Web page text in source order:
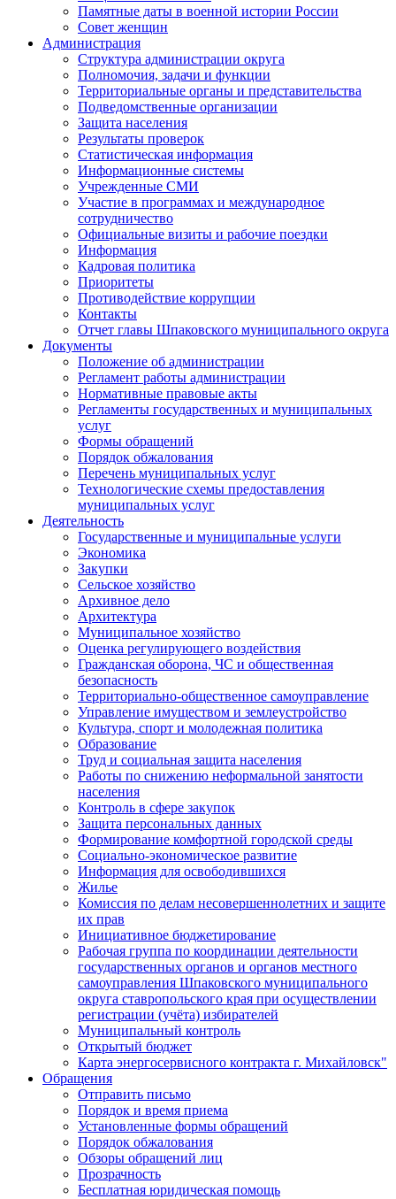
Памятные даты в военной истории России
Совет женщин
Администрация
Структура администрации округа
Полномочия, задачи и функции
Территориальные органы и представительства
Подведомственные организации
Защита населения
Результаты проверок
Статистическая информация
Информационные системы
Учрежденные СМИ
Участие в программах и международное
сотрудничество
Официальные визиты и рабочие поездки
Информация
Кадровая политика
Приоритеты
Противодействие коррупции
Контакты
Отчет главы Шпаковского муниципального округа
Документы
Положение об администрации
Регламент работы администрации
Нормативные правовые акты
Регламенты государственных и муниципальных
услуг
Формы обращений
Порядок обжалования
Перечень муниципальных услуг
Технологические схемы предоставления
муниципальных услуг
Деятельность
Государственные и муниципальные услуги
Экономика
Закупки
Сельское хозяйство
Архивное дело
Архитектура
Муниципальное хозяйство
Оценка регулирующего воздействия
Гражданская оборона, ЧС и общественная
безопасность
Территориально-общественное самоуправление
Управление имуществом и землеустройство
Культура, спорт и молодежная политика
Образование
Труд и социальная защита населения
Работы по снижению неформальной занятости
населения
Контроль в сфере закупок
Защита персональных данных
Формирование комфортной городской среды
Социально-экономическое развитие
Информация для освободившихся
Жилье
Комиссия по делам несовершеннолетних и защите
их прав
Инициативное бюджетирование
Рабочая группа по координации деятельности
государственных органов и органов местного
самоуправления Шпаковского муниципального
округа ставропольского края при осуществлении
регистрации (учёта) избирателей
Муниципальный контроль
Открытый бюджет
Карта энергосервисного контракта г. Михайловск"
Обращения
Отправить письмо
Порядок и время приема
Установленные формы обращений
Порядок обжалования
Обзоры обращений лиц
Прозрачность
Бесплатная юридическая помощь